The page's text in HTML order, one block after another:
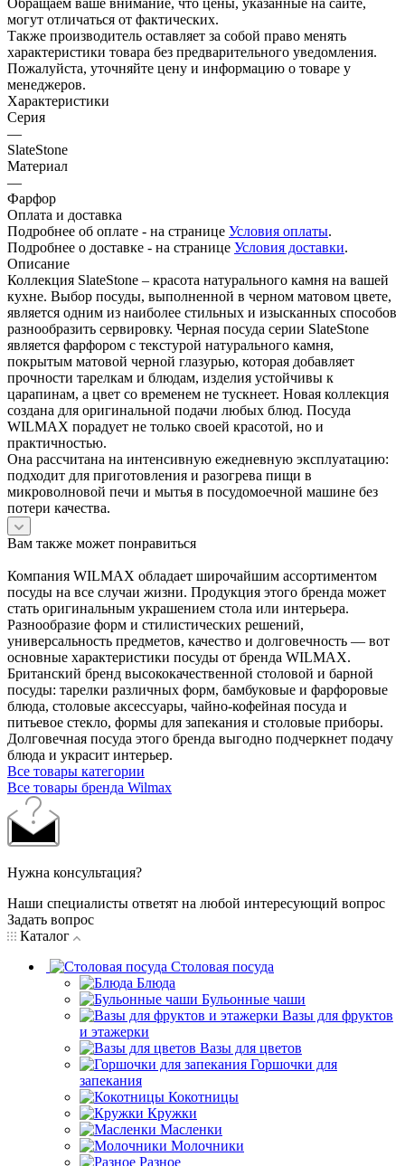
могут отличаться от фактических.
Также производитель оставляет за собой право менять
характеристики товара без предварительного уведомления.
Пожалуйста, уточняйте цену и информацию о товаре у
менеджеров.
Характеристики
Серия
—
SlateStone
Материал
—
Фарфор
Оплата и доставка
Подробнее об оплате - на странице Условия оплаты.
Подробнее о доставке - на странице Условия доставки.
Описание
Коллекция SlateStone – красота натурального камня на вашей
кухне. Выбор посуды, выполненной в черном матовом цвете,
является одним из наиболее стильных и изысканных способов
разнообразить сервировку. Черная посуда серии SlateStone
является фарфором с текстурой натурального камня,
покрытым матовой черной глазурью, которая добавляет
прочности тарелкам и блюдам, изделия устойчивы к
царапинам, а цвет со временем не тускнеет. Новая коллекция
создана для оригинальной подачи любых блюд. Посуда
WILMAX порадует не только своей красотой, но и
практичностью.
Она рассчитана на интенсивную ежедневную эксплуатацию:
подходит для приготовления и разогрева пищи в
микроволновой печи и мытья в посудомоечной машине без
потери качества.
Вам также может понравиться
Компания WILMAX обладает широчайшим ассортиментом
посуды на все случаи жизни. Продукция этого бренда может
стать оригинальным украшением стола или интерьера.
Разнообразие форм и стилистических решений,
универсальность предметов, качество и долговечность — вот
основные характеристики посуды от бренда WILMAX.
Британский бренд высококачественной столовой и барной
посуды: тарелки различных форм, бамбуковые и фарфоровые
блюда, столовые аксессуары, чайно-кофейная посуда и
питьевое стекло, формы для запекания и столовые приборы.
Долговечная посуда этого бренда выгодно подчеркнет подачу
блюда и украсит интерьер.
Все товары категории
Все товары бренда Wilmax
Нужна консультация?
Наши специалисты ответят на любой интересующий вопрос
Задать вопрос
Каталог
Столовая посуда
Блюда
Бульонные чаши
Вазы для фруктов
и этажерки
Вазы для цветов
Горшочки для
запекания
Кокотницы
Кружки
Масленки
Молочники
Разное